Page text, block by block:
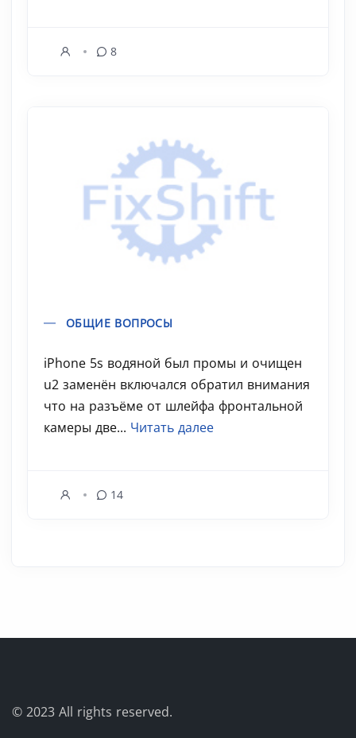
8
ОБЩИЕ ВОПРОСЫ
iPhone 5s водяной был промы и очищен
u2 заменён включался обратил внимания
что на разъёме от шлейфа фронтальной
камеры две... Читать далее
14
© 2023 All rights reserved.